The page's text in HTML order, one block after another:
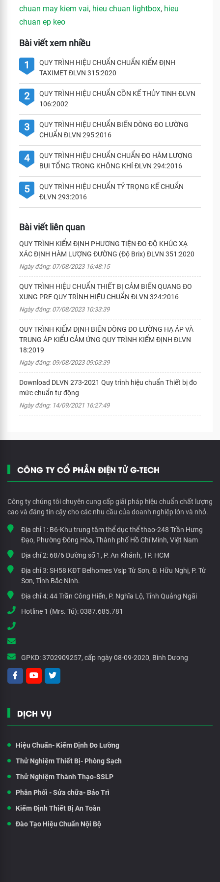
chuan may kiem vai, hieu chuan lightbox, hieu
chuan ep keo
Bài viết xem nhiều
1
QUY TRÌNH HIỆU CHUẨN CHUẨN KIỂM ĐỊNH
TAXIMET ĐLVN 315:2020
2
QUY TRÌNH HIỆU CHUẨN CỒN KẾ THỦY TINH ĐLVN
106:2002
3
QUY TRÌNH HIỆU CHUẨN BIẾN DÒNG ĐO LƯỜNG
CHUẨN ĐLVN 295:2016
4
QUY TRÌNH HIỆU CHUẨN CHUẨN ĐO HÀM LƯỢNG
BỤI TỔNG TRONG KHÔNG KHÍ ĐLVN 294:2016
5
QUY TRÌNH HIỆU CHUẨN TỶ TRỌNG KẾ CHUẨN
ĐLVN 293:2016
Bài viết liên quan
QUY TRÌNH KIỂM ĐỊNH PHƯƠNG TIỆN ĐO ĐỘ KHÚC XẠ
XÁC ĐỊNH HÀM LƯỢNG ĐƯỜNG (Độ Brix) ĐLVN 351:2020
Ngày đăng: 07/08/2023 16:48:15
QUY TRÌNH HIỆU CHUẨN THIẾT BỊ CẢM BIẾN QUANG ĐO
XUNG PRF QUY TRÌNH HIỆU CHUẨN ĐLVN 324:2016
Ngày đăng: 07/08/2023 10:33:39
QUY TRÌNH KIỂM ĐỊNH BIẾN DÒNG ĐO LƯỜNG HẠ ÁP VÀ
TRUNG ÁP KIỂU CẢM ỨNG QUY TRÌNH KIỂM ĐỊNH ĐLVN
18:2019
Ngày đăng: 09/08/2023 09:03:39
Download DLVN 273-2021 Quy trình hiệu chuẩn Thiết bị đo
mức chuẩn tự động
Ngày đăng: 14/09/2021 16:27:49
CÔNG TY CỔ PHẦN ĐIỆN TỬ G-TECH
Công ty chúng tôi chuyên cung cấp giải pháp hiệu chuẩn chất lượng
cao và đáng tin cậy cho các nhu cầu của doanh nghiệp lớn và nhỏ.
Địa chỉ 1: B6-Khu trung tâm thể dục thể thao-248 Trần Hưng
Đạo, Phường Đông Hòa, Thành phố Hồ Chí Minh, Việt Nam
Địa chỉ 2: 68/6 Đường số 1, P. An Khánh, TP. HCM
Địa chỉ 3:SH58 KĐT Belhomes Vsip Từ Sơn, Đ. Hữu Nghị, P. Từ
Sơn, Tỉnh Bắc Ninh.
Địa chỉ 4:44 Trần Công Hiến, P. Nghĩa Lộ, Tỉnh Quảng Ngãi
Hotline 1 (Mrs. Tú):0387.685.781
GPKD:3702909257, cấp ngày 08-09-2020, Bình Dương
DỊCH VỤ
Hiệu Chuẩn- Kiểm Định Đo Lường
Thử Nghiệm Thiết Bị- Phòng Sạch
Thử Nghiệm Thành Thạo-SSLP
Phân Phối - Sửa chữa- Bảo Trì
Kiểm Định Thiết Bị An Toàn
Đào Tạo Hiệu Chuẩn Nội Bộ